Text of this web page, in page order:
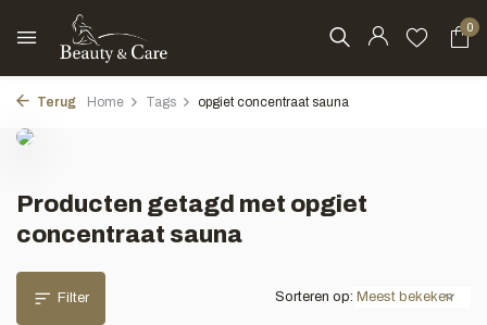
0
Terug Home Tags opgiet concentraat sauna
Producten getagd met opgiet
concentraat sauna
Filter Sorteren op: